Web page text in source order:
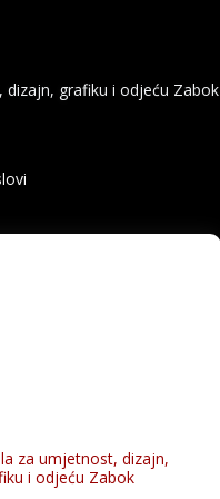
dizajn, grafiku i odjeću Zabok
za umjetnost, dizajn,
i odjeću Zabok